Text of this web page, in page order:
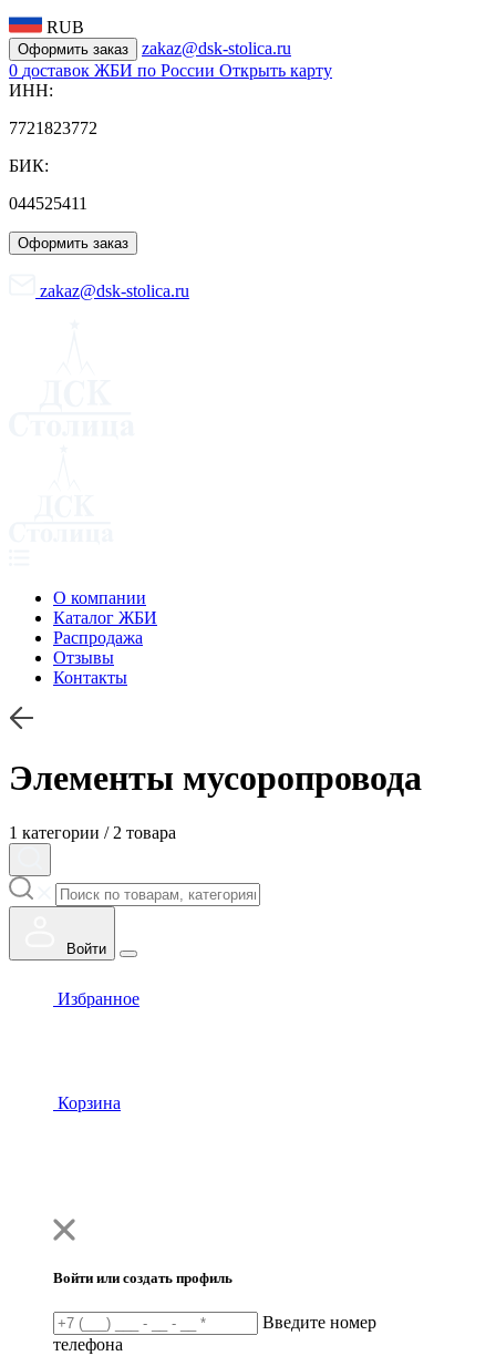
RUB
Оформить заказ
zakaz@dsk-stolica.ru
0 доставок ЖБИ по России Открыть карту
ИНН:
7721823772
БИК:
044525411
Оформить заказ
zakaz@dsk-stolica.ru
О компании
Каталог ЖБИ
Распродажа
Отзывы
Контакты
Элементы мусоропровода
1 категории / 2 товара
Войти
Избранное
Корзина
Войти или создать профиль
Введите номер
телефона